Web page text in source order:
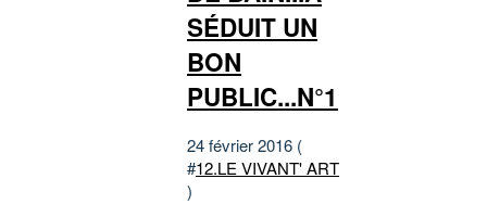
SÉDUIT UN
BON
PUBLIC...N°1
24 février 2016 (
#12.LE VIVANT' ART
)